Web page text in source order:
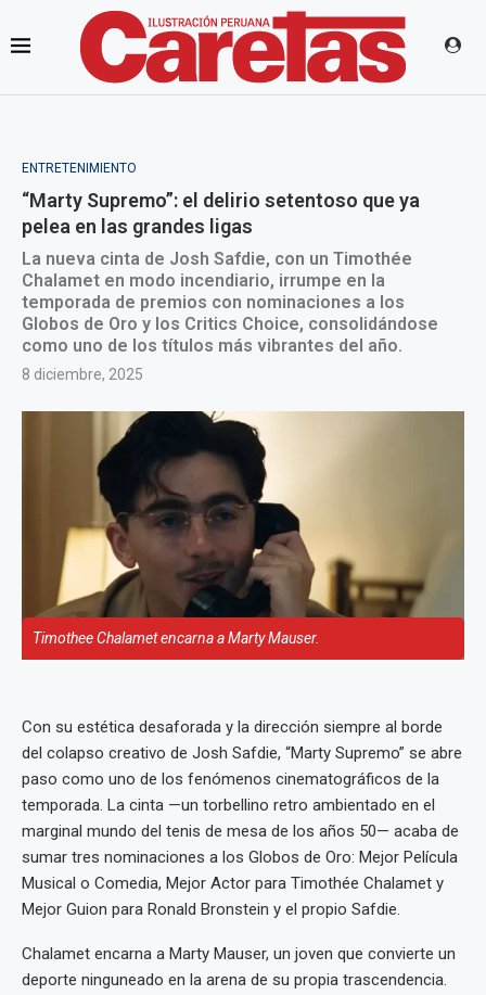
ENTRETENIMIENTO
“Marty Supremo”: el delirio setentoso que ya
pelea en las grandes ligas
La nueva cinta de Josh Safdie, con un Timothée
Chalamet en modo incendiario, irrumpe en la
temporada de premios con nominaciones a los
Globos de Oro y los Critics Choice, consolidándose
como uno de los títulos más vibrantes del año.
8 diciembre, 2025
Timothee Chalamet encarna a Marty Mauser.
Con su estética desaforada y la dirección siempre al borde
del colapso creativo de Josh Safdie, “Marty Supremo” se abre
paso como uno de los fenómenos cinematográficos de la
temporada. La cinta —un torbellino retro ambientado en el
marginal mundo del tenis de mesa de los años 50— acaba de
sumar tres nominaciones a los Globos de Oro: Mejor Película
Musical o Comedia, Mejor Actor para Timothée Chalamet y
Mejor Guion para Ronald Bronstein y el propio Safdie.
Chalamet encarna a Marty Mauser, un joven que convierte un
deporte ninguneado en la arena de su propia trascendencia.